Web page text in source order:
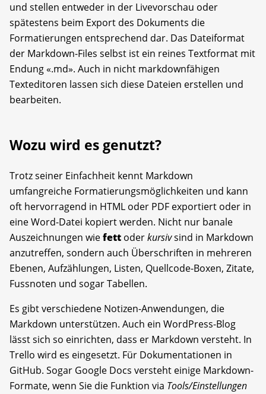
und stellen entweder in der Livevorschau oder
spätestens beim Export des Dokuments die
Formatierungen entsprechend dar. Das Dateiformat
der Markdown-Files selbst ist ein reines Textformat mit
Endung «.md». Auch in nicht markdownfähigen
Texteditoren lassen sich diese Dateien erstellen und
bearbeiten.
Wozu wird es genutzt?
Trotz seiner Einfachheit kennt Markdown
umfangreiche Formatierungsmöglichkeiten und kann
oft hervorragend in HTML oder PDF exportiert oder in
eine Word-Datei kopiert werden. Nicht nur banale
Auszeichnungen wiefett oderkursivsind in Markdown
anzutreffen, sondern auch Überschriften in mehreren
Ebenen, Aufzählungen, Listen, Quellcode-Boxen, Zitate,
Fussnoten und sogar Tabellen.
Es gibt verschiedene Notizen-Anwendungen, die
Markdown unterstützen. Auch ein WordPress-Blog
lässt sich so einrichten, dass er Markdown versteht. In
Trello wird es eingesetzt. Für Dokumentationen in
GitHub. Sogar Google Docs versteht einige Markdown-
Formate, wenn Sie die Funktion via Tools/Einstellungen